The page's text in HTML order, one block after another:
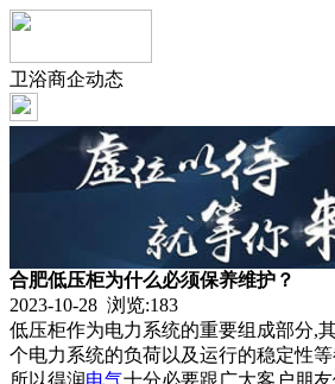
卫浴商企动态
合肥低压柜为什么必须保养维护？
2023-10-28 浏览:183
低压柜作为电力系统的重要组成部分,
个电力系统的负荷以及运行的稳定性等
所以得润电气十分必要跟广大客户朋